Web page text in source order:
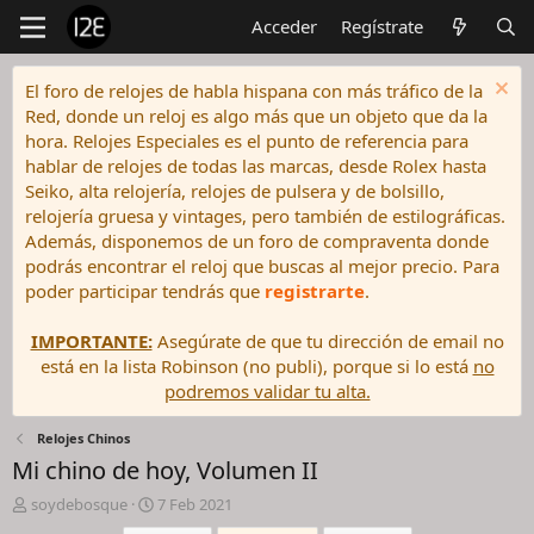
Acceder Regístrate
El foro de relojes de habla hispana con más tráfico de la
Red, donde un reloj es algo más que un objeto que da la
hora. Relojes Especiales es el punto de referencia para
hablar de relojes de todas las marcas, desde Rolex hasta
Seiko, alta relojería, relojes de pulsera y de bolsillo,
relojería gruesa y vintages, pero también de estilográficas.
Además, disponemos de un foro de compraventa donde
podrás encontrar el reloj que buscas al mejor precio. Para
poder participar tendrás que registrarte.
IMPORTANTE:Asegúrate de que tu dirección de email no
está en la lista Robinson (no publi), porque si lo está no
podremos validar tu alta.
Relojes Chinos
Mi chino de hoy, Volumen II
Isoydebosque
F
e
7 Feb 2021